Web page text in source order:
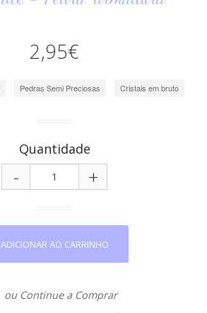
2,95€
Pedras Semi Preciosas Cristais em bruto
Quantidade
+
-
ou Continue a Comprar